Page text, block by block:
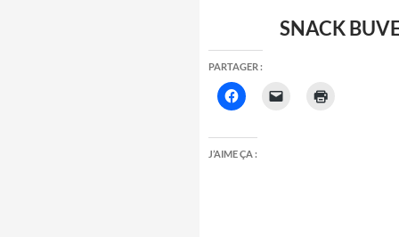
SNACK
PARTAGER :
J’AIME ÇA :